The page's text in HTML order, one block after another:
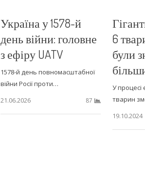
Україна у 1578-й
день війни: головне
з ефіру UATV
1578-й день повномасштабної
війни Росії проти…
21.06.2026
87
6
були
У процесі
тварин
19.10.2024